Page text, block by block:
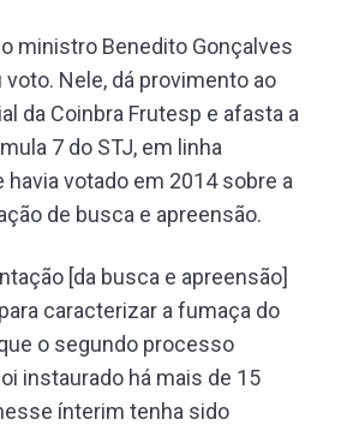
ministro Benedito Gonçalves
Nele, dá provimento ao
da Coinbra Frutesp e afasta a
7 do STJ, em linha
havia votado em 2014 sobre a
de busca e apreensão.
[da busca e apreensão]
caracterizar a fumaça do
o segundo processo
instaurado há mais de 15
ínterim tenha sido